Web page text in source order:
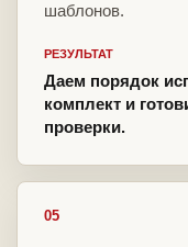
шаблонов.
РЕЗУЛЬТАТ
Даем порядок
комплект и
проверки.
05